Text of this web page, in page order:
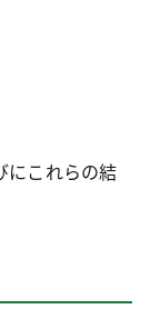
にこれらの結